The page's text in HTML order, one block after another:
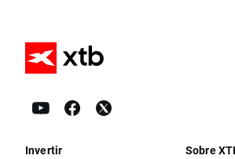
Invertir Sobre